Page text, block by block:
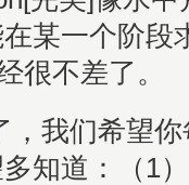
某一个阶段
很不差了。
，我们希望
知道：（1